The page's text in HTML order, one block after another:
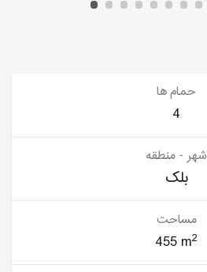
حمام ها
4
شهر - منطقه
بلک
مساحت
455 m2